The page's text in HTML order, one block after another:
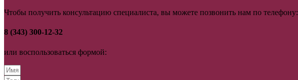
Чтобы получить консультацию специалиста, вы можете позвонить нам по телефону:
8 (343) 300-12-32
или воспользоваться формой: